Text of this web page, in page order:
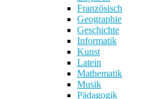
Französisch
Geographie
Geschichte
Informatik
Kunst
Latein
Mathematik
Musik
Pädagogik